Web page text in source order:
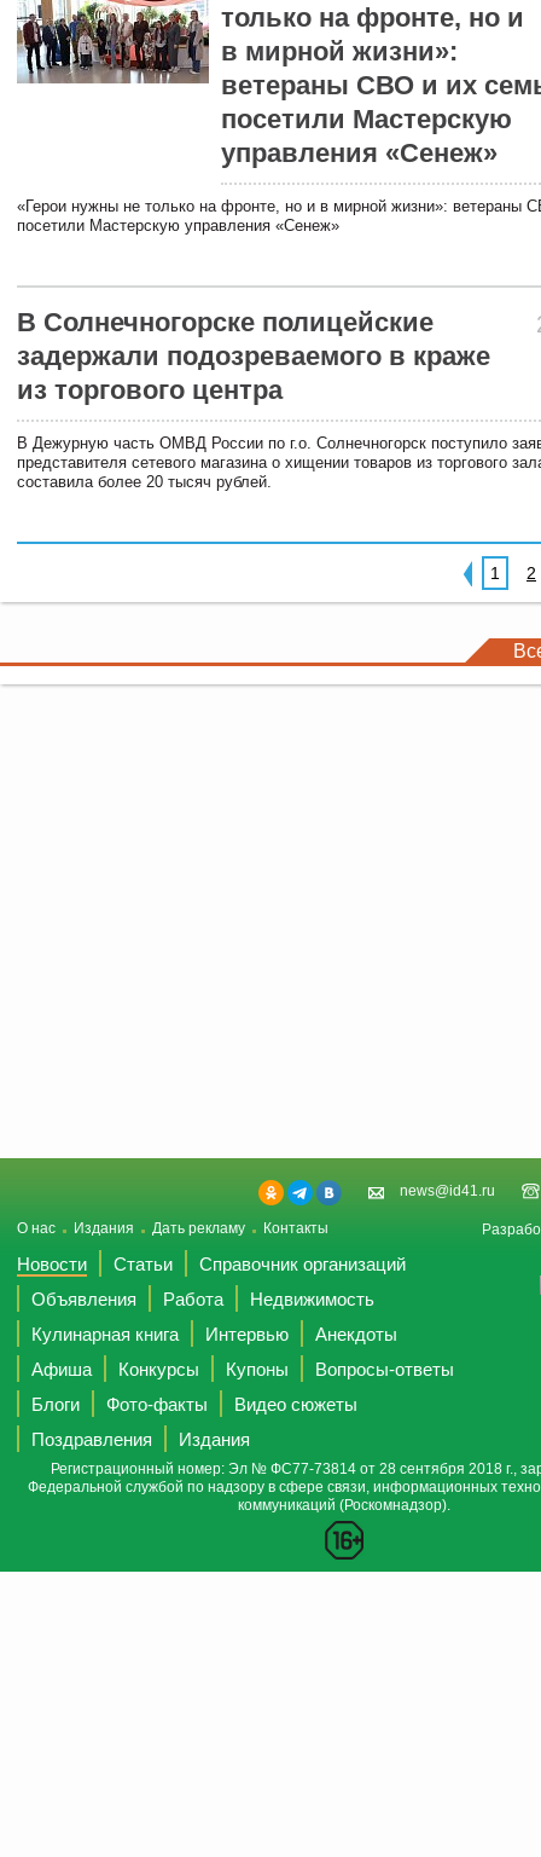
только на фронте, но и
в мирной жизни»:
ветераны СВО и их
посетили Мастерскую
управления «Сенеж»
«Герои нужны не только на фронте, но и в мирной жизни»: ветераны
посетили Мастерскую управления «Сенеж»
В Солнечногорске полицейские
задержали подозреваемого в краже
из торгового центра
В Дежурную часть ОМВД России по г.о. Солнечногорск поступило
представителя сетевого магазина о хищении товаров из торгового
составила более 20 тысяч рублей.
1 2
news@id41.ru
О нас Издания Дать рекламу Контакты
Новости Статьи
Справочник организаций
Объявления
Работа
Недвижимость
Кулинарная книга
Интервью
Анекдоты
Афиша
Конкурсы Купоны
Вопросы-ответы
Блоги
Фото-факты
Видео сюжеты
Поздравления
Издания
Регистрационный номер: Эл № ФС77-73814 от 28 сентября 2018 г.,
Федеральной службой по надзору в сфере связи, информационных
коммуникаций (Роскомнадзор).